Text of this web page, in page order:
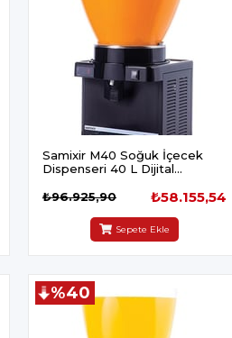
Samixir M40 Soğuk İçecek
Dispenseri 40 L Dijital
₺58.155,54
₺96.925,90
Sepete Ekle
%40